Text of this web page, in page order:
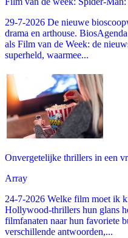
29-7-2026 De nieuwe
drama en arthouse.
als Film van de Week: de
superheld, waarmee...
Onvergetelijke thrillers in een
Array
24-7-2026 Welke film moet ik
Hollywood-thrillers hun glans
filmfanaten naar hun favoriete
verschillende antwoorden,...